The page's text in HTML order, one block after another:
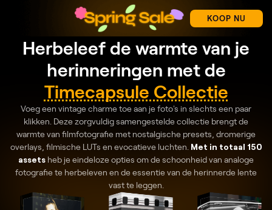
KOOP NU
Herbeleef de warmte van je
herinneringen met de
Timecapsule Collectie
Voeg een vintage charme toe aan je foto's in slechts een paar
klikken. Deze zorgvuldig samengestelde collectie brengt de
warmte van filmfotografie met nostalgische presets, dromerige
overlays, filmische LUTs en evocatieve luchten. Met in totaal 150
assets heb je eindeloze opties om de schoonheid van analoge
fotografie te herbeleven en de essentie van de herinnerde lente
vast te leggen.